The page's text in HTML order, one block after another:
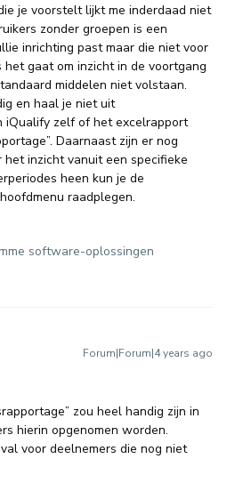
je voorstelt lijkt me inderdaad niet
zonder groepen is een
inrichting past maar die niet voor
gaat om inzicht in de voortgang
middelen niet volstaan.
en haal je niet uit
iQualify zelf of het excelrapport
Daarnaast zijn er nog
inzicht vanuit een specifieke
heen kun je de
raadplegen.
software-oplossingen
Forum|Forum|4 years ago
zou heel handig zijn in
hierin opgenomen worden.
voor deelnemers die nog niet